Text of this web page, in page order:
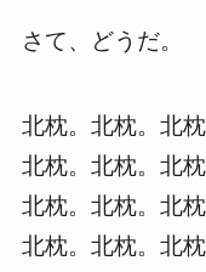
さて、どうだ。
北枕。北枕。北
北枕。北枕。北
北枕。北枕。北
北枕。北枕。北